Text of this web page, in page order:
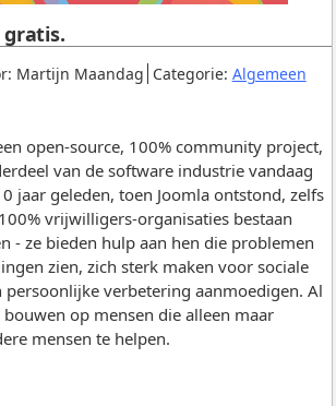
Martijn Maandag. Categorie: Algemeen.
gratis.
open-source, 100% community project,
van de software industrie vandaag
jaar geleden, toen Joomla ontstond, zelfs
vrijwilligers-organisaties bestaan
- ze bieden hulp aan hen die problemen
zien, zich sterk maken voor sociale
persoonlijke verbetering aanmoedigen. Al
bouwen op mensen die alleen maar
mensen te helpen.